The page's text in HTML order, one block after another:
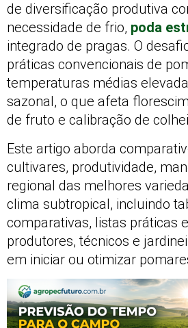
de diversificação produtiva
necessidade de frio, poda
integrado de pragas. O
práticas convencionais de
temperaturas médias
sazonal, o que afeta
de fruto e calibração de
Este artigo aborda
cultivares, produtividade,
regional das melhores
clima subtropical, incluindo
comparativas, listas práticas
produtores, técnicos e
em iniciar ou otimizar